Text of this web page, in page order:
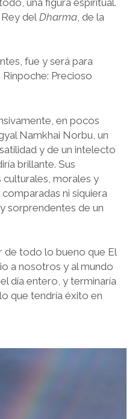
del Dharma, de la
fue y será para
Precioso
en pocos
Namkhai Norbu, un
y de un intelecto
brillante. Sus
culturales, morales y
ni siquiera
sorprendentes de un
de todo lo bueno que El
a nosotros y al mundo
día entero, y terminaría
que tendría éxito en